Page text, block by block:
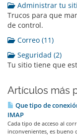
Administrar tu
Trucos para que
de control.
Correo (11)
Seguridad (2)
Tu sitio tiene que
Artículos más
Que tipo de
IMAP
Cada tipo de acceso al
inconvenientes, es bueno